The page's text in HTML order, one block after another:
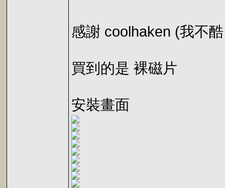
感謝 coolhaken (我不
買到的是 裸磁片
安裝畫面